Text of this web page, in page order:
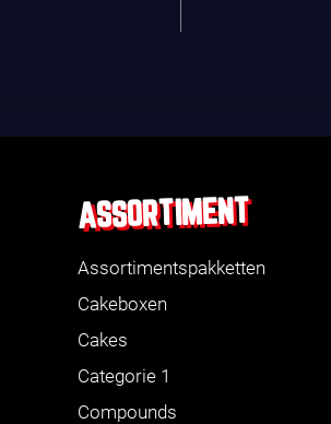
ASSORTIMENT
Assortimentspakketten
Cakeboxen
Cakes
Categorie 1
Compounds